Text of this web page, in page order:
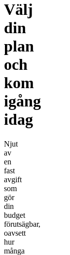
Välj
din
plan
och
kom
igång
idag
Njut
av
en
fast
avgift
som
gör
din
budget
förutsägbar,
oavsett
hur
många